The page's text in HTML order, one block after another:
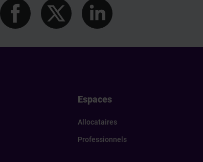
Espaces
Allocataires
Professionnels